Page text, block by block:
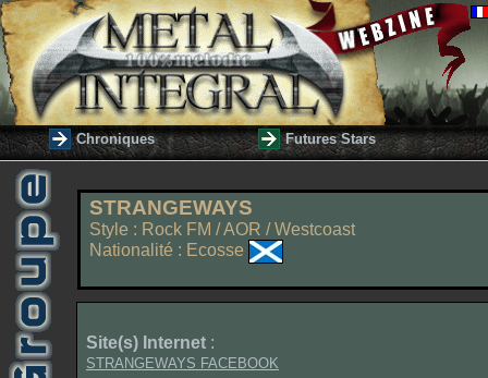
Chroniques Futures Stars
STRANGEWAYS
Style : Rock FM / AOR / Westcoast
Nationalité : Ecosse
Site(s) Internet :
STRANGEWAYS FACEBOOK